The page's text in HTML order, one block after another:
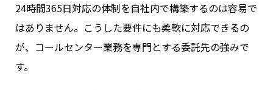
24時間365日対応の体制を自社内で構築するのは容易で
はありません。こうした要件にも柔軟に対応できるの
が、コールセンター業務を専門とする委託先の強みで
す。